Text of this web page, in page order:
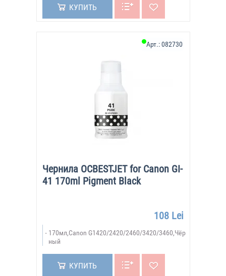
КУПИТЬ
Чернила OCBESTJET for Canon GI-
41 170ml Pigment Black
Арт.:082730
108 Lei
170мл,Canon G1420/2420/2460/3420/3460,Чёр
ный
КУПИТЬ